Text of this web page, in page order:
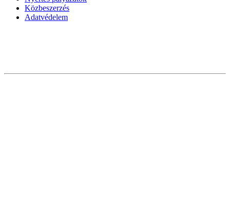
Közbeszerzés
Adatvédelem